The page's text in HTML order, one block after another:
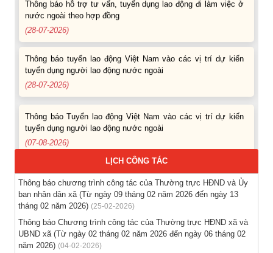
nước ngoài theo hợp đồng
(28-07-2026)
tuyển dụng người lao động nước ngoài
(28-07-2026)
tuyển dụng người lao động nước ngoài
(07-08-2026)
Thông báo các khóa đào tạo năm học 2026-2027
(04-08-2026)
Thông báo hỗ trợ tư vấn, tuyển dụng lao động đi làm việc
trong tỉnh
(03-08-2026)
LỊCH CÔNG TÁC
Thông báo chương trình công tác của Thường trực HĐND và Ủy
ban nhân dân xã (Từ ngày 09 tháng 02 năm 2026 đến ngày 13
tháng 02 năm 2026) (25-02-2026)
Thông báo Chương trình công tác của Thường trực HĐND xã và
UBND xã (Từ ngày 02 tháng 02 năm 2026 đến ngày 06 tháng 02
năm 2026) (04-02-2026)